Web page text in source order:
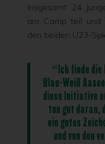
Insgesamt 24
am Camp teil und
den beiden U23-
“Ich finde die
Blau-Weiß
diese Initiative
tun gut daran,
ein gutes
und von den